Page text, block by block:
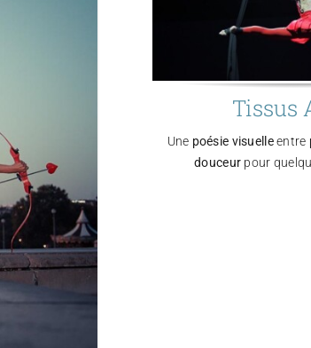
Tissus
Une poésie visuelleentre
douceur pour